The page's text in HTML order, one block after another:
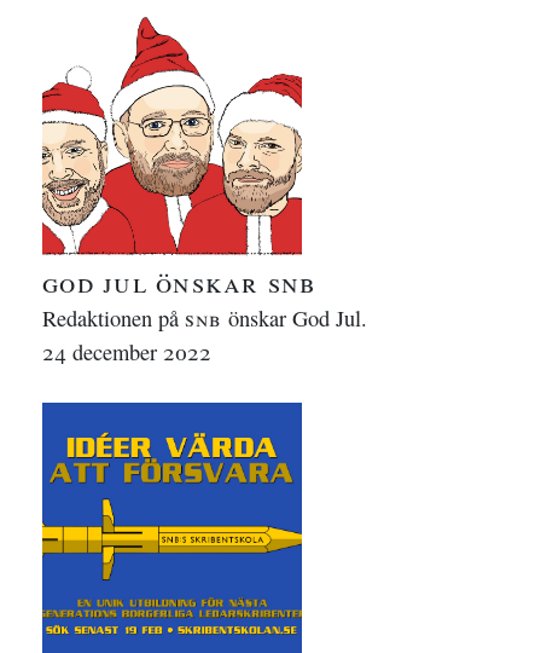
god jul önskar snb
Redaktionen på snb önskar God Jul.
24 december 2022